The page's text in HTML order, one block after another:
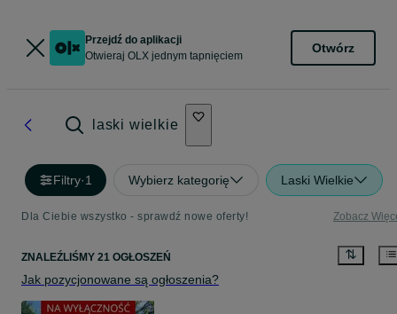
Przejdź do aplikacji
Otwieraj OLX jednym tapnięciem
Otwórz
laski wielkie
Filtry·1 Wybierz kategorię Laski Wielkie
Dla Ciebie wszystko - sprawdź nowe oferty! Zobacz
ZNALEŹLIŚMY 21 OGŁOSZEŃ
Jak pozycjonowane są ogłoszenia?